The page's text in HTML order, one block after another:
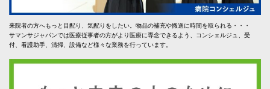
来院者の方へもっと目配り、気配りをしたい。物品の補充や搬送に時間を取られる・・・
サマンサジャパンでは医療従事者の方がより医療に専念できるよう、コンシェルジュ、受
付、看護助手、清掃、設備など様々な業務を行っています。